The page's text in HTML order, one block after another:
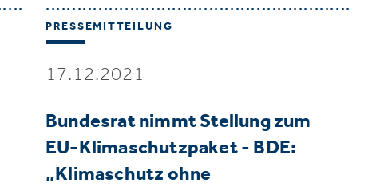
PRESSEMITTEILUNG
17.12.2021
Bundesrat nimmt Stellung zum
EU-Klimaschutzpaket - BDE:
„Klimaschutz ohne